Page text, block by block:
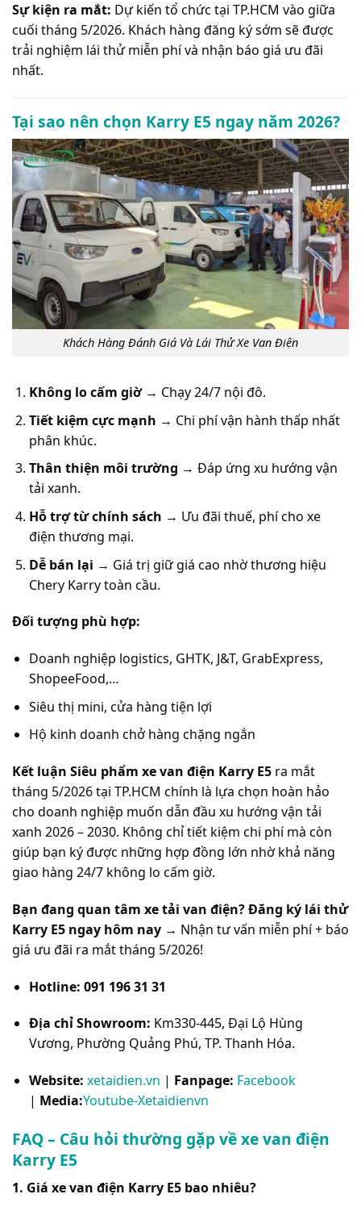
Sự kiện ra mắt: Dự kiến tổ chức tại TP.HCM vào giữa
cuối tháng 5/2026. Khách hàng đăng ký sớm sẽ được
trải nghiệm lái thử miễn phí và nhận báo giá ưu đãi
nhất.
Tại sao nên chọn Karry E5 ngay năm 2026?
Khách Hàng Đánh Giá Và Lái Thử Xe Van Điện
Không lo cấm giờ→ Chạy 24/7 nội đô.
Tiết kiệm cực mạnh → Chi phí vận hành thấp nhất
phân khúc.
Thân thiện môi trường → Đáp ứng xu hướng vận
tải xanh.
Hỗ trợ từ chính sách → Ưu đãi thuế, phí cho xe
điện thương mại.
Dễ bán lại → Giá trị giữ giá cao nhờ thương hiệu
Chery Karry toàn cầu.
Đối tượng phù hợp:
Doanh nghiệp logistics, GHTK, J&T, GrabExpress,
ShopeeFood,…
Siêu thị mini, cửa hàng tiện lợi
Hộ kinh doanh chở hàng chặng ngắn
Kết luận Siêu phẩm xe van điện Karry E5 ra mắt
tháng 5/2026 tại TP.HCM chính là lựa chọn hoàn hảo
cho doanh nghiệp muốn dẫn đầu xu hướng vận tải
xanh 2026 – 2030. Không chỉ tiết kiệm chi phí mà còn
giúp bạn ký được những hợp đồng lớn nhờ khả năng
giao hàng 24/7 không lo cấm giờ.
Bạn đang quan tâm xe tải van điện?Đăng ký lái thử
Karry E5 ngay hôm nay → Nhận tư vấn miễn phí + báo
giá ưu đãi ra mắt tháng 5/2026!
Hotline: 091 196 31 31
Địa chỉ Showroom: Km330-445, Đại Lộ Hùng
Vương, Phường Quảng Phú, TP. Thanh Hóa.
Website: xetaidien.vn | Fanpage: Facebook
| Media:Youtube-Xetaidienvn
FAQ – Câu hỏi thường gặp về xe van điện
Karry E5
1. Giá xe van điện Karry E5 bao nhiêu?